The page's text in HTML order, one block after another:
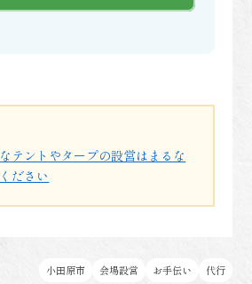
テントやタープの設営はまるな
ださい
小田原市 会場設営 お手伝い 代行